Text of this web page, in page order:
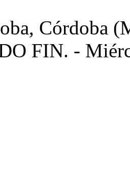
Córdoba
FIN. -